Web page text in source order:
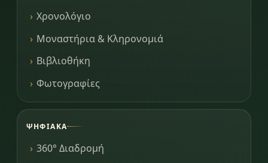
Χρονολόγιο
Μοναστήρια & Κληρονομιά
Βιβλιοθήκη
Φωτογραφίες
ΨΗΦΙΑΚΆ
360° Διαδρομή